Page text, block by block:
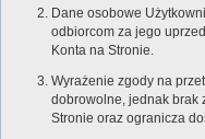
Dane osobowe
odbiorcom za jego
Konta na Stronie.
Wyrażenie zgody na
dobrowolne, jednak brak
Stronie oraz ogranicza